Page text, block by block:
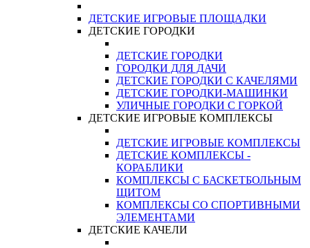
ДЕТСКИЕ ИГРОВЫЕ ПЛОЩАДКИ
ДЕТСКИЕ ГОРОДКИ
ДЕТСКИЕ ГОРОДКИ
ГОРОДКИ ДЛЯ ДАЧИ
ДЕТСКИЕ ГОРОДКИ С КАЧЕЛЯМИ
ДЕТСКИЕ ГОРОДКИ-МАШИНКИ
УЛИЧНЫЕ ГОРОДКИ С ГОРКОЙ
ДЕТСКИЕ ИГРОВЫЕ КОМПЛЕКСЫ
ДЕТСКИЕ ИГРОВЫЕ КОМПЛЕКСЫ
ДЕТСКИЕ КОМПЛЕКСЫ -
КОРАБЛИКИ
КОМПЛЕКСЫ С БАСКЕТБОЛЬНЫМ
ЩИТОМ
КОМПЛЕКСЫ СО СПОРТИВНЫМИ
ЭЛЕМЕНТАМИ
ДЕТСКИЕ КАЧЕЛИ